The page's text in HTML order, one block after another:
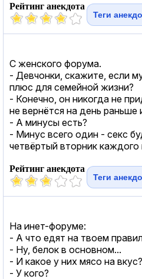
Рейтинг анекдота
Теги
С женского форума.
- Девчонки, скажите, если
плюс для семейной жизни?
- Конечно, он никогда не
не вернётся на день раньше
- А минусы есть?
- Минус всего один - секc
четвёртый вторник каждого
Рейтинг анекдота
Теги
На инет-форуме:
- А что едят на твоем
- Ну, белок в основном...
- И какое у них мясо на вкус?
- У кого?